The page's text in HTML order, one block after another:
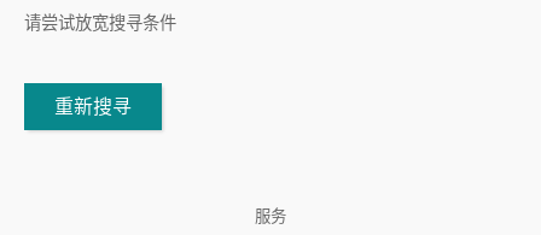
请尝试放宽搜寻条件
重新搜寻
服务